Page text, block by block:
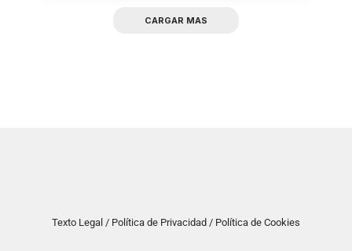
CARGAR MAS
Texto Legal / Política de Privacidad / Política de Cookies